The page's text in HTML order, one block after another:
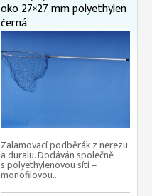
oko 27×27 mm polyethylen
černá
Zalamovací podběrák z nerezu
a duralu. Dodáván společně
s polyethylenovou sítí –
monofilovou...